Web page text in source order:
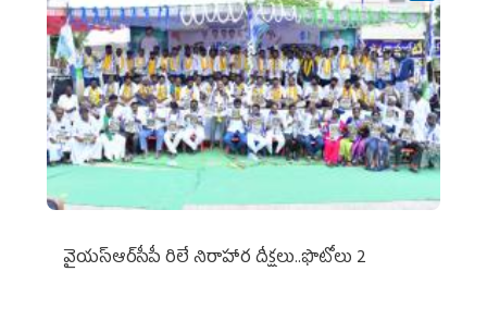
వైయ‌స్ఆర్‌సీపీ రిలే నిరాహార దీక్షలు..ఫొటోలు 2